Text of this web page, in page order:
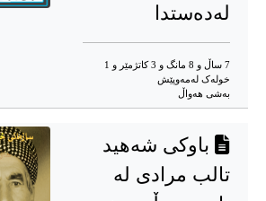
له‌ده‌ستدا
7 ساڵ و 8 مانگ و 3 کاتژمێر و 1
خوله‌ک له‌مه‌وپێش‌
به‌شی هه‌واڵ
باوکی شه‌هید
تالب مرادی له‌